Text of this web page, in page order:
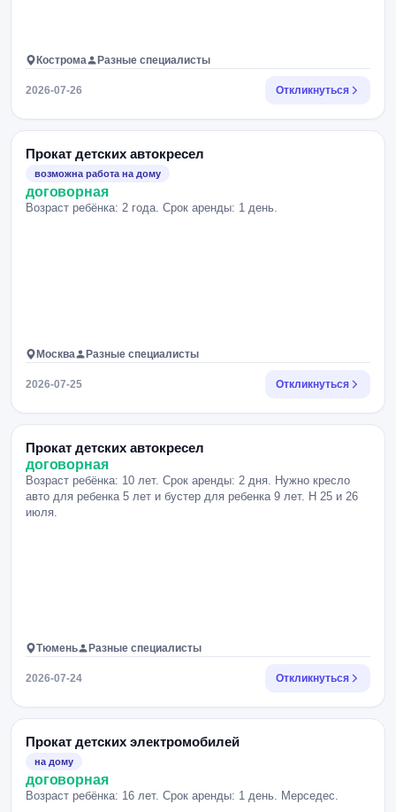
Кострома Разные специалисты
2026-07-26 Откликнуться
Прокат детских автокресел
возможна работа на дому
договорная
Возраст ребёнка: 2 года. Срок аренды: 1 день.
Москва Разные специалисты
2026-07-25 Откликнуться
Прокат детских автокресел
договорная
Возраст ребёнка: 10 лет. Срок аренды: 2 дня. Нужно кресло
авто для ребенка 5 лет и бустер для ребенка 9 лет. Н 25 и 26
июля.
Тюмень Разные специалисты
2026-07-24 Откликнуться
Прокат детских электромобилей
на дому
договорная
Возраст ребёнка: 16 лет. Срок аренды: 1 день. Мерседес.